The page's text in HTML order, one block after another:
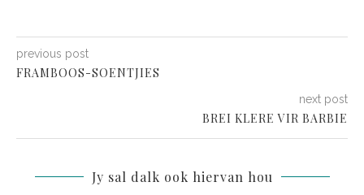
previous post
FRAMBOOS-SOENTJIES
next post
BREI KLERE VIR BARBIE
Jy sal dalk ook hiervan hou